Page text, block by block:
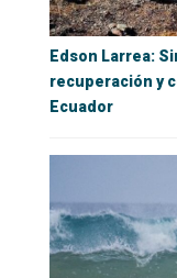
Edson Larrea:
recuperación y
Ecuador